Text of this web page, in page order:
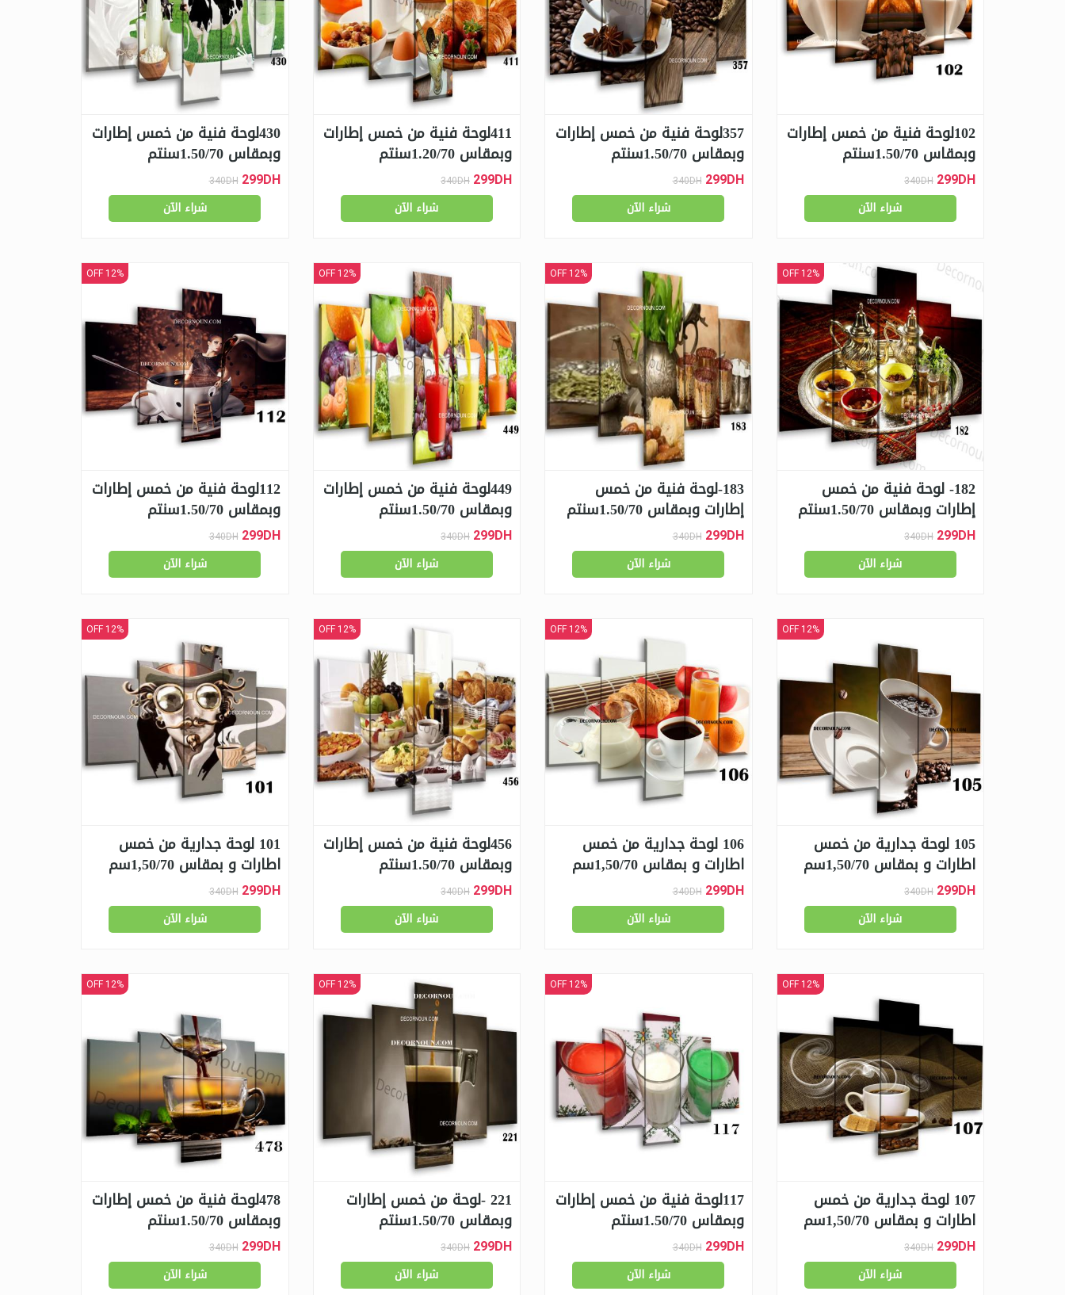
102لوحة فنية من خمس إطارات
وبمقاس 1.50/70سنتم
340DH 299DH
شراء الآن
357لوحة فنية من خمس إطارات
وبمقاس 1.50/70سنتم
340DH299DH
شراء الآن
411لوحة فنية من خمس إطارات
وبمقاس 1.20/70سنتم
340DH 299DH
شراء الآن
430لوحة فنية من خمس إطارات
وبمقاس 1.50/70سنتم
340DH299DH
شراء الآن
12% OFF
182- لوحة فنية من خمس
إطارات وبمقاس 1.50/70سنتم
340DH 299DH
شراء الآن
12% OFF
183-لوحة فنية من خمس
إطارات وبمقاس 1.50/70سنتم
340DH299DH
شراء الآن
12% OFF
449لوحة فنية من خمس إطارات
وبمقاس 1.50/70سنتم
340DH 299DH
شراء الآن
12% OFF
112لوحة فنية من خمس إطارات
وبمقاس 1.50/70سنتم
340DH299DH
شراء الآن
12% OFF
105 لوحة جدارية من خمس
اطارات و بمقاس 1,50/70سم
340DH 299DH
شراء الآن
12% OFF
106 لوحة جدارية من خمس
اطارات و بمقاس 1,50/70سم
340DH299DH
شراء الآن
12% OFF
456لوحة فنية من خمس إطارات
وبمقاس 1.50/70سنتم
340DH 299DH
شراء الآن
12% OFF
101 لوحة جدارية من خمس
اطارات و بمقاس 1,50/70سم
340DH299DH
شراء الآن
12% OFF
107 لوحة جدارية من خمس
اطارات و بمقاس 1,50/70سم
340DH 299DH
شراء الآن
12% OFF
117لوحة فنية من خمس إطارات
وبمقاس 1.50/70سنتم
340DH299DH
شراء الآن
12% OFF
221 -لوحة من خمس إطارات
وبمقاس 1.50/70سنتم
340DH 299DH
شراء الآن
12% OFF
478لوحة فنية من خمس إطارات
وبمقاس 1.50/70سنتم
340DH299DH
شراء الآن